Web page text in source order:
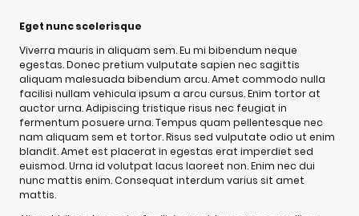
Eget nunc scelerisque
Viverra mauris in aliquam sem. Eu mi bibendum neque
egestas. Donec pretium vulputate sapien nec sagittis
aliquam malesuada bibendum arcu. Amet commodo nulla
facilisi nullam vehicula ipsum a arcu cursus. Enim tortor at
auctor urna. Adipiscing tristique risus nec feugiat in
fermentum posuere urna. Tempus quam pellentesque nec
nam aliquam sem et tortor. Risus sed vulputate odio ut enim
blandit. Amet est placerat in egestas erat imperdiet sed
euismod. Urna id volutpat lacus laoreet non. Enim nec dui
nunc mattis enim. Consequat interdum varius sit amet
mattis.